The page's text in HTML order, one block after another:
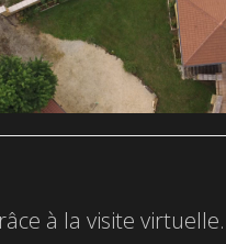
à la visite virtuelle.